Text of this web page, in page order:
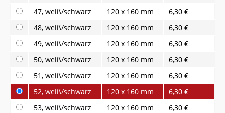
47, weiß/schwarz
120 x 160 mm
6,30 €
48, weiß/schwarz
120 x 160 mm
6,30 €
49, weiß/schwarz
120 x 160 mm
6,30 €
50, weiß/schwarz
120 x 160 mm
6,30 €
51, weiß/schwarz
120 x 160 mm
6,30 €
52, weiß/schwarz
120 x 160 mm
6,30 €
53, weiß/schwarz
120 x 160 mm
6,30 €